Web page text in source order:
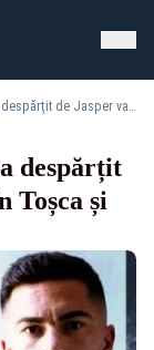
Fotbal: Universitatea Cluj s-a despărțit de Jasper van der Werff, Alin Toșca și Andrei Artean
despărțit
Toșca și